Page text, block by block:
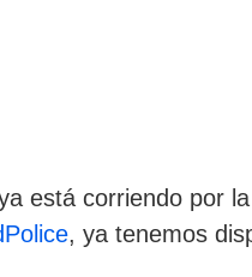
está corriendo por
, ya tenemos